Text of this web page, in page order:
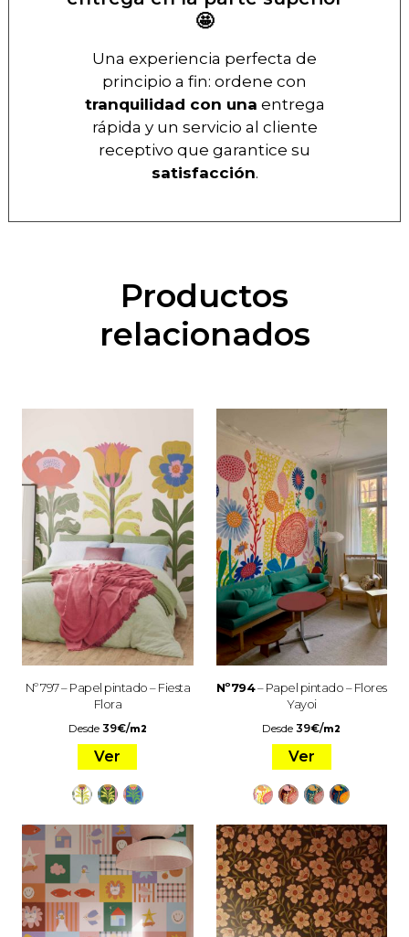
🤩
Una experiencia perfecta de
principio a fin: ordene con
tranquilidad con una entrega
rápida y un servicio al cliente
receptivo que garantice su
satisfacción.
Productos
relacionados
Nº 797 – Papel pintado – Fiesta
Flora
Desde 39€/m2
Ver
Nº794– Papel pintado – Flores
Yayoi
Desde39€/m2
Ver